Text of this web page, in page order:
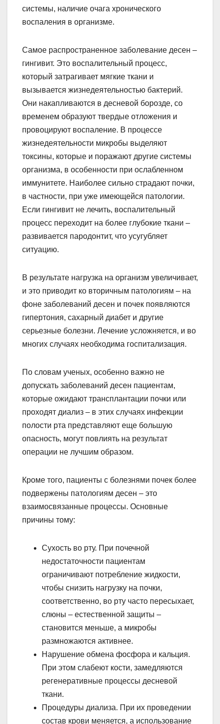
системы, наличие очага хронического
воспаления в организме.
Самое распространенное заболевание десен –
гингивит. Это воспалительный процесс,
который затрагивает мягкие ткани и
вызывается жизнедеятельностью бактерий.
Они накапливаются в десневой борозде, со
временем образуют твердые отложения и
провоцируют воспаление. В процессе
жизнедеятельности микробы выделяют
токсины, которые и поражают другие системы
организма, в особенности при ослабленном
иммунитете. Наиболее сильно страдают почки,
в частности, при уже имеющейся патологии.
Если гингивит не лечить, воспалительный
процесс переходит на более глубокие ткани –
развивается пародонтит, что усугубляет
ситуацию.
В результате нагрузка на организм увеличивает,
и это приводит ко вторичным патологиям – на
фоне заболеваний десен и почек появляются
гипертония, сахарный диабет и другие
серьезные болезни. Лечение усложняется, и во
многих случаях необходима госпитализация.
По словам ученых, особенно важно не
допускать заболеваний десен пациентам,
которые ожидают трансплантации почки или
проходят диализ – в этих случаях инфекции
полости рта представляют еще большую
опасность, могут повлиять на результат
операции не лучшим образом.
Кроме того, пациенты с болезнями почек более
подвержены патологиям десен – это
взаимосвязанные процессы. Основные
причины тому:
Сухость во рту. При почечной
недостаточности пациентам
ограничивают потребление жидкости,
чтобы снизить нагрузку на почки,
соответственно, во рту часто пересыхает,
слюны – естественной защиты –
становится меньше, а микробы
размножаются активнее.
Нарушение обмена фосфора и кальция.
При этом слабеют кости, замедляются
регенеративные процессы десневой
ткани.
Процедуры диализа. При их проведении
состав крови меняется, а использование